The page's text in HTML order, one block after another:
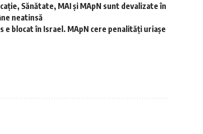
Sănătate, MAI și MApN sunt devalizate în
neatinsă
blocat în Israel. MApN cere penalități uriașe